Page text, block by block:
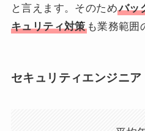
と言えます。そのためバッ
キュリティ対策も業務範囲
セキュリティエンジニア